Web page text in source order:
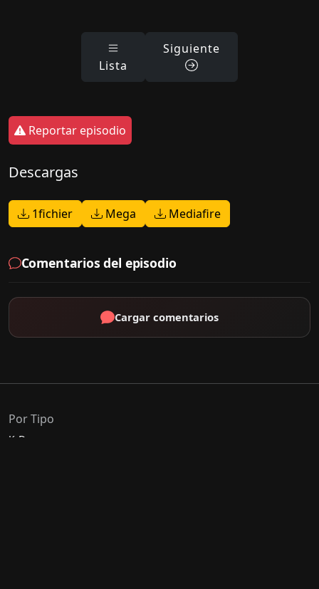
Lista
Siguiente
Reportar episodio
Descargas
1fichier Mega Mediafire
Comentarios del episodio
Cargar comentarios
Por Tipo
K-Drama